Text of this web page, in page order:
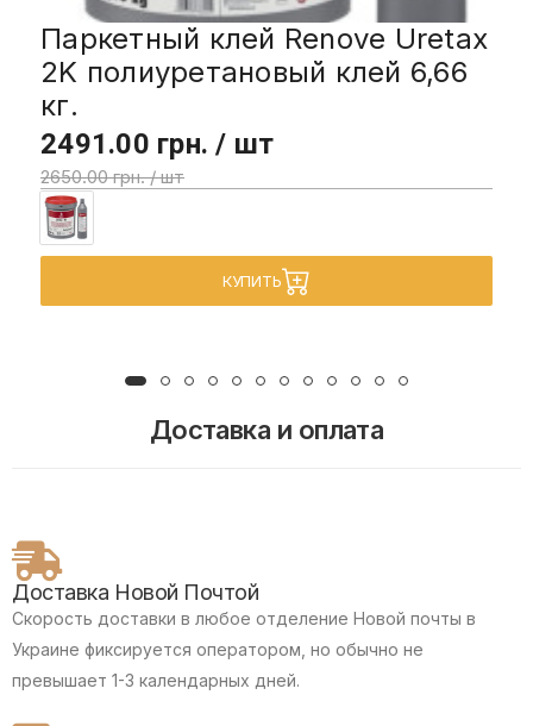
Паркетный клей Renove Uretax
2K полиуретановый клей 6,66
кг.
2491.00 грн. / шт
2650.00 грн. / шт
КУПИТЬ
Доставка и оплата
Доставка Новой Почтой
Скорость доставки в любое отделение Новой почты в
Украине фиксируется оператором, но обычно не
превышает 1-3 календарных дней.